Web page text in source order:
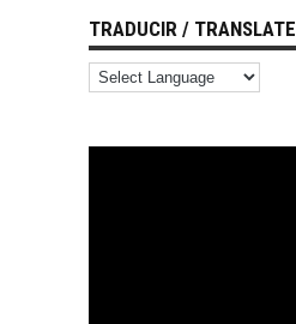
TRADUCIR / TRANSLATE